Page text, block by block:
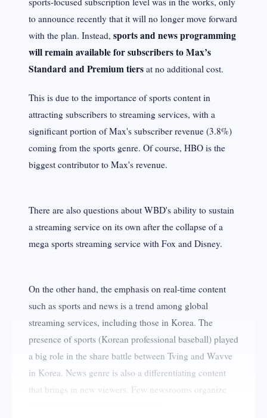
to announce recently that it will no longer move forward
with the plan. Instead, sports and news programming
will remain available for subscribers to Max’s
Standard and Premium tiers at no additional cost.
This is due to the importance of sports content in
attracting subscribers to streaming services, with a
significant portion of Max's subscriber revenue (3.8%)
coming from the sports genre. Of course, HBO is the
biggest contributor to Max's revenue.
There are also questions about WBD's ability to sustain
a streaming service on its own after the collapse of a
mega sports streaming service with Fox and Disney.
On the other hand, the emphasis on real-time content
such as sports and news is a trend among global
streaming services, including those in Korea. The
presence of sports (Korean professional baseball) played
a big role in the share battle between Tving and Wavve
in Korea. News genre is also a differentiating content
that brings in new viewers. Few newsrooms organize